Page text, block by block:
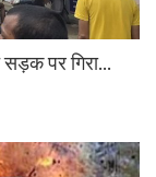
पर गिरा...